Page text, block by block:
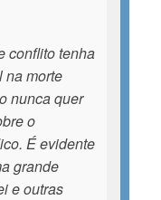
conflito tenha
na morte
nunca quer
o
É evidente
grande
e outras